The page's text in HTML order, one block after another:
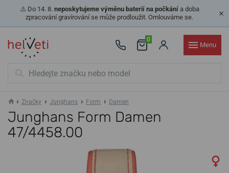
⚠️ Do 14. 8. neposkytujeme výměnu baterií na počkánía doba
zpracování gravírování se může prodloužit. Omlouváme se.
0
Menu
Značky Junghans Form Damen
Junghans Form Damen
47/4458.00